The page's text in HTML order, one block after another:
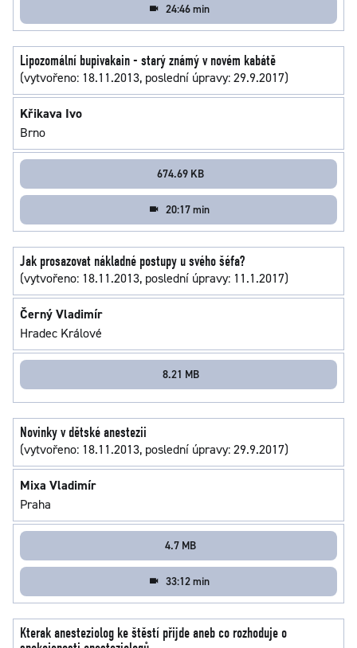
24:46 min
Lipozomální bupivakain - starý známý v novém kabátě
(vytvořeno: 18.11.2013, poslední úpravy: 29.9.2017)
Křikava Ivo
Brno
674.69 KB
20:17 min
Jak prosazovat nákladné postupy u svého šéfa?
(vytvořeno: 18.11.2013, poslední úpravy: 11.1.2017)
Černý Vladimír
Hradec Králové
8.21 MB
Novinky v dětské anestezii
(vytvořeno: 18.11.2013, poslední úpravy: 29.9.2017)
Mixa Vladimír
Praha
4.7 MB
33:12 min
Kterak anesteziolog ke štěstí přijde aneb co rozhoduje o